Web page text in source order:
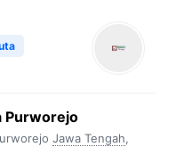
Purworejo
Jawa Tengah,